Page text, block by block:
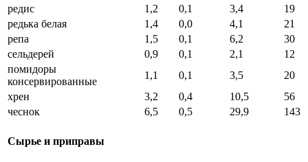
редис
1,2 0,1 3,4
19
редька белая
1,4 0,0 4,1
21
репа
1,5 0,1 6,2
30
сельдерей
0,9 0,1 2,1
12
помидоры
консервированные
1,1 0,1 3,5
20
хрен
3,2 0,4 10,5
56
чеснок
6,5 0,5 29,9 143
Сырье и приправы